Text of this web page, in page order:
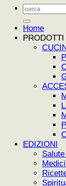
Cerca:
Home
PRODOTTI
EDIZIONI